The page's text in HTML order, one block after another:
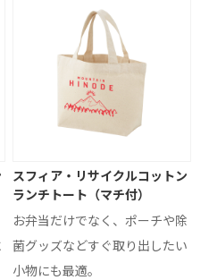
スフィア・リサイクルコットン
ランチトート（マチ付）
お弁当だけでなく、ポーチや除
菌グッズなどすぐ取り出したい
小物にも最適。